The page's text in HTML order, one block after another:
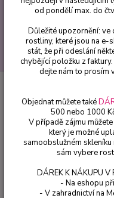
Jollies
Jollies
cena za kus
od pondělí max. do
Důležité upozornění: ve
rostliny, které jsou na e-
stát, že při odeslání
chybějící položku z
dejte nám to prosím
Objednat můžete také
500 nebo 1000
V případě zájmu
který je možné
samoobslužném
sám vybere
DÁREK K NÁKUPU V
- Na eshopu
- V zahradnictví na